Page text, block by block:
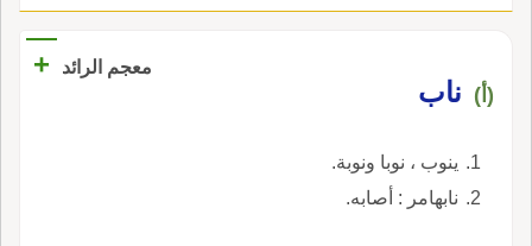
معجم الرائد +
(أ) ناب
ينوب ، نوبا ونوبة.
نابهامر : أصابه.